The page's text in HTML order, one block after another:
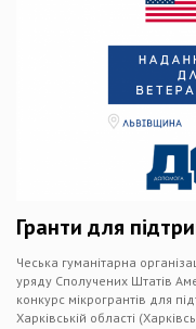
Гранти для
Чеська гуманітарна
уряду Сполучених Штатів
конкурс мікрогрантів для
Харківській області